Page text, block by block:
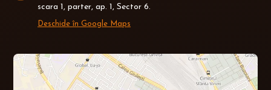
scara 1, parter, ap. 1, Sector 6.
Deschide în Google Maps